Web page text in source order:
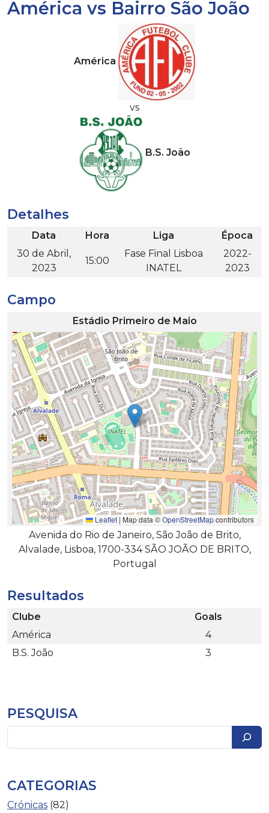
América vs Bairro São João
América
vs
B.S. João
Detalhes
Data Hora Liga
Época
30 de Abril,
2023
15:00
Fase Final Lisboa
INATEL
2022-
2023
Campo
Estádio Primeiro de Maio
Leaflet | Map data ©OpenStreetMapcontributors
Avenida do Rio de Janeiro, São João de Brito,
Alvalade, Lisboa, 1700-334 SÃO JOÃO DE BRITO,
Portugal
Resultados
Clube
Goals
América
4
B.S. João
3
PESQUISA
CATEGORIAS
Crónicas (82)